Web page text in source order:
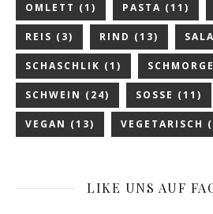
OMLETT (1) PASTA (11)
REIS (3) RIND (13)
SCHASCHLIK (1)
SCHWEIN (24) SOSSE (11)
VEGAN (13) VEGETARISCH
LIKE UNS AUF